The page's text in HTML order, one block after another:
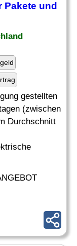
Pakete und
gestellten
(zwischen
Durchschnitt